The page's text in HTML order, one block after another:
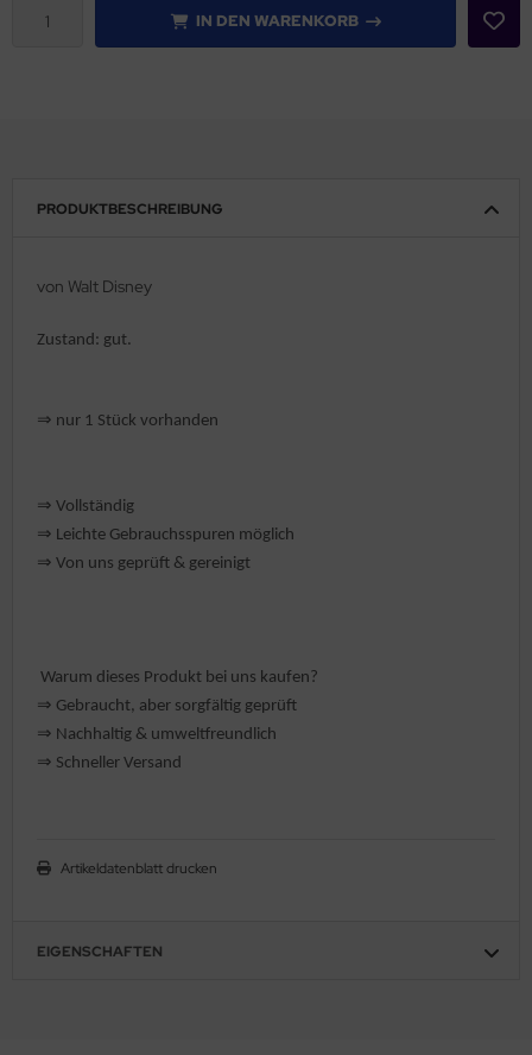
IN DEN WARENKORB
PRODUKTBESCHREIBUNG
von Walt Disney
Zustand: gut.
⇒ nur 1 Stück vorhanden
⇒ Vollständig
⇒ ️ Leichte Gebrauchsspuren möglich
⇒ Von uns geprüft & gereinigt
Warum dieses Produkt bei uns kaufen?
⇒ ️ Gebraucht, aber sorgfältig geprüft
⇒ ️ Nachhaltig & umweltfreundlich
⇒ ️ Schneller Versand
Artikeldatenblatt drucken
EIGENSCHAFTEN
/ Lernen
/ Rucksäcke